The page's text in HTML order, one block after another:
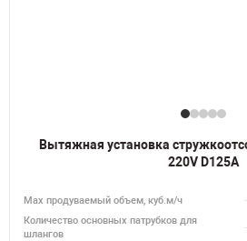
Вытяжная установка
220V D125A
Мах продуваемый объем, куб.м/ч
Количество основных патрубков для
шлангов